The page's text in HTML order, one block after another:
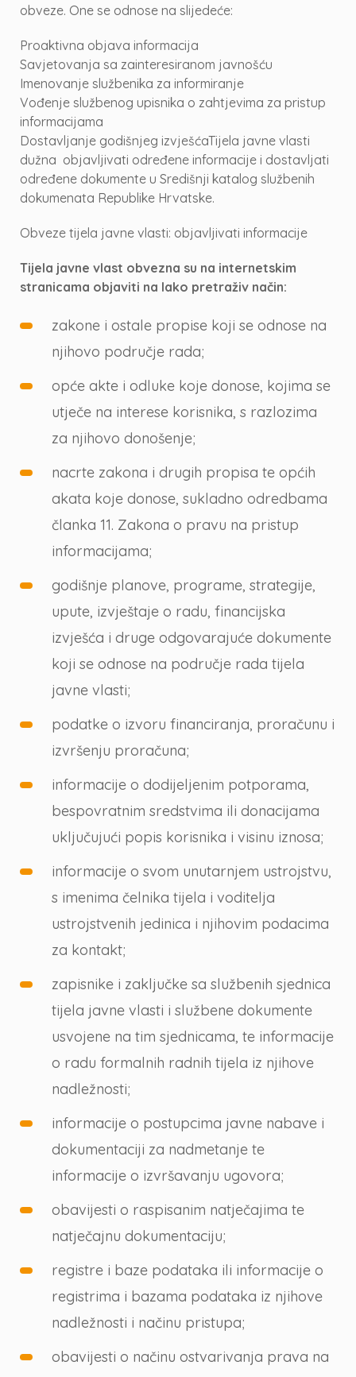
obveze. One se odnose na slijedeće:
Proaktivna objava informacija
Savjetovanja sa zainteresiranom javnošću
Imenovanje službenika za informiranje
Vođenje službenog upisnika o zahtjevima za pristup
informacijama
Dostavljanje godišnjeg izvješćaTijela javne vlasti
dužna objavljivati određene informacije i dostavljati
određene dokumente u Središnji katalog službenih
dokumenata Republike Hrvatske.
Obveze tijela javne vlasti: objavljivati informacije
Tijela javne vlast obvezna su na internetskim
stranicama objaviti na lako pretraživ način:
zakone i ostale propise koji se odnose na
njihovo područje rada;
opće akte i odluke koje donose, kojima se
utječe na interese korisnika, s razlozima
za njihovo donošenje;
nacrte zakona i drugih propisa te općih
akata koje donose, sukladno odredbama
članka 11. Zakona o pravu na pristup
informacijama;
godišnje planove, programe, strategije,
upute, izvještaje o radu, financijska
izvješća i druge odgovarajuće dokumente
koji se odnose na područje rada tijela
javne vlasti;
podatke o izvoru financiranja, proračunu i
izvršenju proračuna;
informacije o dodijeljenim potporama,
bespovratnim sredstvima ili donacijama
uključujući popis korisnika i visinu iznosa;
informacije o svom unutarnjem ustrojstvu,
s imenima čelnika tijela i voditelja
ustrojstvenih jedinica i njihovim podacima
za kontakt;
zapisnike i zaključke sa službenih sjednica
tijela javne vlasti i službene dokumente
usvojene na tim sjednicama, te informacije
o radu formalnih radnih tijela iz njihove
nadležnosti;
informacije o postupcima javne nabave i
dokumentaciji za nadmetanje te
informacije o izvršavanju ugovora;
obavijesti o raspisanim natječajima te
natječajnu dokumentaciju;
registre i baze podataka ili informacije o
registrima i bazama podataka iz njihove
nadležnosti i načinu pristupa;
obavijesti o načinu ostvarivanja prava na